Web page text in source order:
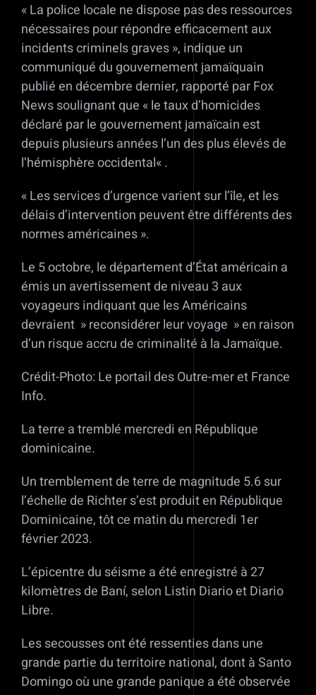
« La police locale ne dispose pas des ressources
nécessaires pour répondre efficacement aux
incidents criminels graves », indique un
communiqué du gouvernement jamaïquain
publié en décembre dernier, rapporté par Fox
News soulignant que « le taux d’homicides
déclaré par le gouvernement jamaïcain est
depuis plusieurs années l’un des plus élevés de
l’hémisphère occidental« .
« Les services d’urgence varient sur l’île, et les
délais d’intervention peuvent être différents des
normes américaines ».
Le 5 octobre, le département d’État américain a
émis un avertissement de niveau 3 aux
voyageurs indiquant que les Américains
devraient » reconsidérer leur voyage » en raison
d’un risque accru de criminalité à la Jamaïque.
Crédit-Photo: Le portail des Outre-mer et France
Info.
La terre a tremblé mercredi en République
dominicaine.
Un tremblement de terre de magnitude 5.6 sur
l’échelle de Richter s’est produit en République
Dominicaine, tôt ce matin du mercredi 1er
février 2023.
L’épicentre du séisme a été enregistré à 27
kilomètres de Baní, selon Listin Diario et Diario
Libre.
Les secousses ont été ressenties dans une
grande partie du territoire national, dont à Santo
Domingo où une grande panique a été observée